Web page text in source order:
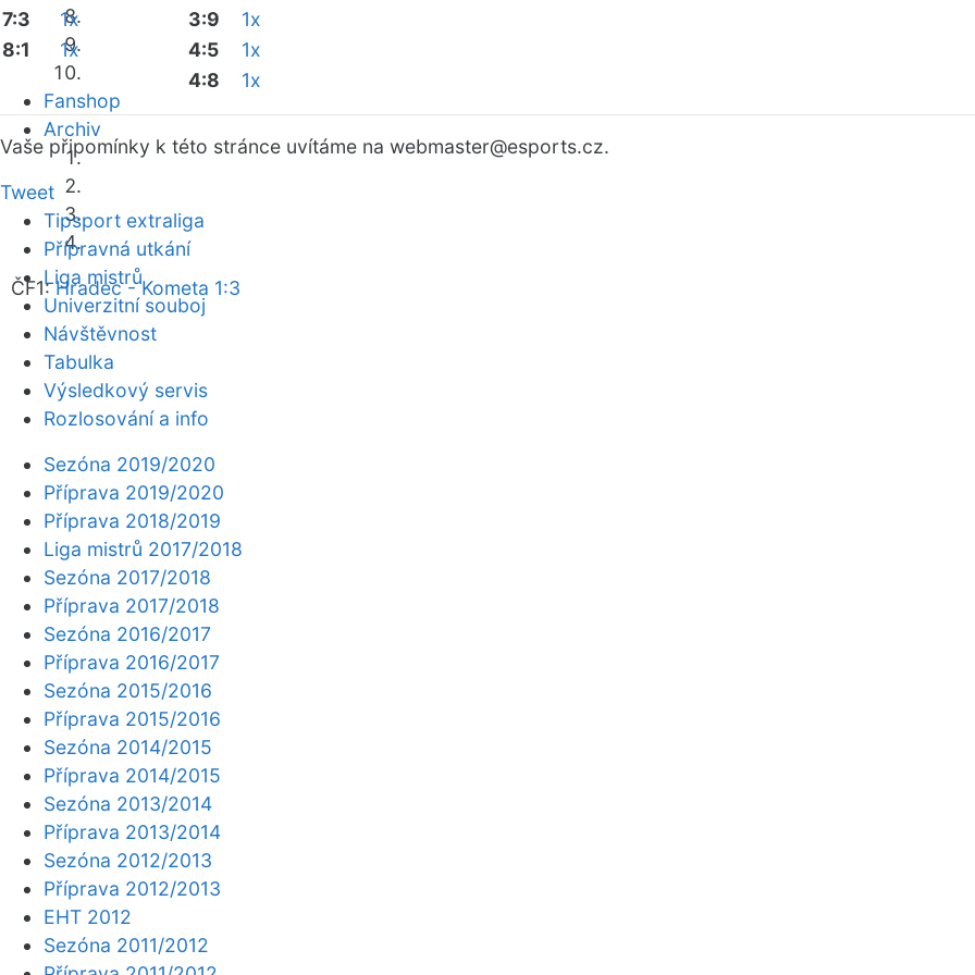
Fanshop
Archiv
ČF1:Hradec - Kometa 1:3
7:3
1x
8:1
1x
3:9
1x
4:5
1x
4:8
1x
Vaše připomínky k této stránce uvítáme na webmaster@esports.cz.
Tweet
Tipsport extraliga
Přípravná utkání
Liga mistrů
Univerzitní souboj
Návštěvnost
Tabulka
Výsledkový servis
Rozlosování a info
Sezóna 2019/2020
Příprava 2019/2020
Příprava 2018/2019
Liga mistrů 2017/2018
Sezóna 2017/2018
Příprava 2017/2018
Sezóna 2016/2017
Příprava 2016/2017
Sezóna 2015/2016
Příprava 2015/2016
Sezóna 2014/2015
Příprava 2014/2015
Sezóna 2013/2014
Příprava 2013/2014
Sezóna 2012/2013
Příprava 2012/2013
EHT 2012
Sezóna 2011/2012